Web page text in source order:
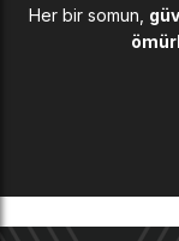
Her bir somun,